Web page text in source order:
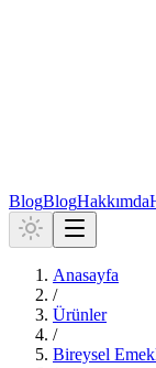
BlogBlogHakkımda
Anasayfa
/
Ürünler
/
Bireysel